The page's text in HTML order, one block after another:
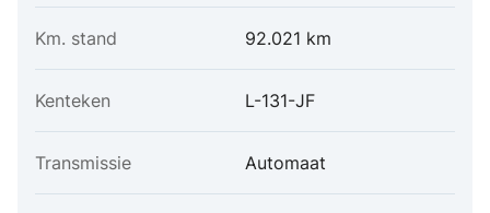
Km. stand 92.021 km
Kenteken L-131-JF
Transmissie Automaat